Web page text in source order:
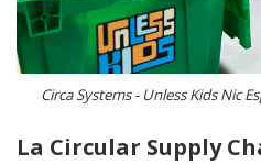
Circa Systems - Unless Kids Nic
La Circular Supply